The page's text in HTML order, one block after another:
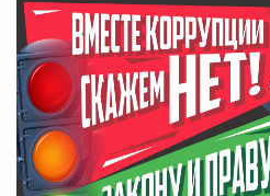
Телефоны учреждений,